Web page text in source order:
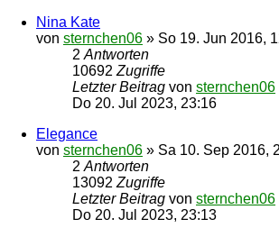
Nina Kate
von sternchen06 » So 19. Jun 2016,
2 Antworten
10692 Zugriffe
Letzter Beitrag von sternchen06
Do 20. Jul 2023, 23:16
Elegance
von sternchen06 » Sa 10. Sep 2016,
2 Antworten
13092 Zugriffe
Letzter Beitrag von sternchen06
Do 20. Jul 2023, 23:13